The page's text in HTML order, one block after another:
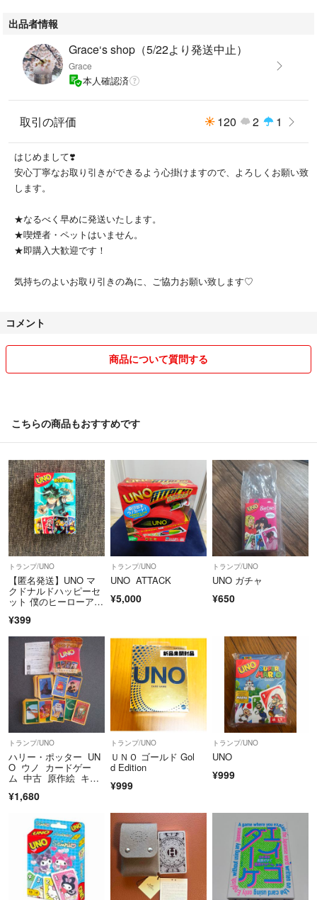
出品者情報
Grace‘s shop（5/22より発送中止）
Grace
本人確認済
取引の評価 120 2 1
はじめまして❣️
安心丁寧なお取り引きができるよう心掛けますので、よろしくお願い致
します。
★なるべく早めに発送いたします。
★喫煙者・ペットはいません。
★即購入大歓迎です！
気持ちのよいお取り引きの為に、ご協力お願い致します♡
コメント
商品について質問する
こちらの商品もおすすめです
トランプ/UNO
【匿名発送】UNO マ
クドナルドハッピーセ
ット 僕のヒーローアカ
¥399
トランプ/UNO
UNO ATTACK
¥5,000
トランプ/UNO
UNO ガチャ
¥650
トランプ/UNO
ハリー・ポッター UN
O ウノ カードゲー
ム 中古 原作絵 キャ
¥1,680
トランプ/UNO
ＵＮＯ ゴールド Gol
d Edition
¥999
トランプ/UNO
UNO
¥999